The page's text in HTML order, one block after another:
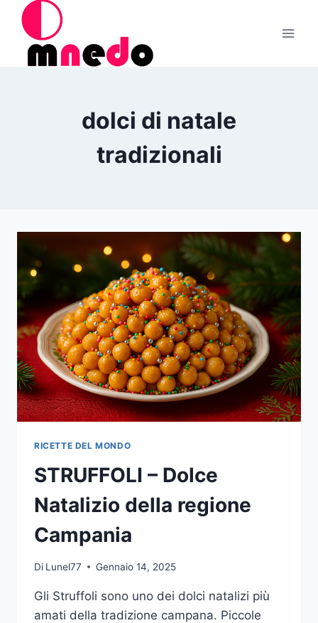
Salta
contenuto
dolci di natale
tradizionali
RICETTE DEL MONDO
STRUFFOLI – Dolce
Natalizio della regione
Campania
Di Lunel77 Gennaio 14, 2025
Gli Struffoli sono uno dei dolci natalizi più
amati della tradizione campana. Piccole